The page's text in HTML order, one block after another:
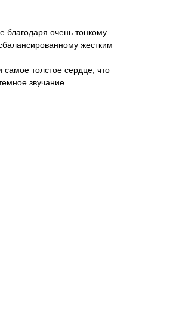
благодаря очень тонкому
жестким
толстое сердце, что
звучание.